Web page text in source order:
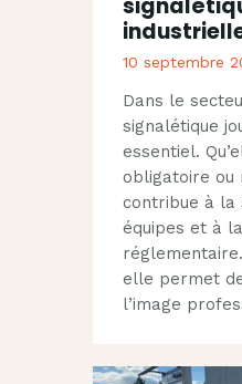
10 septembre
Dans le
signalétique
essentiel.
obligatoire ou
contribue à la
équipes et à
elle permet
l’image